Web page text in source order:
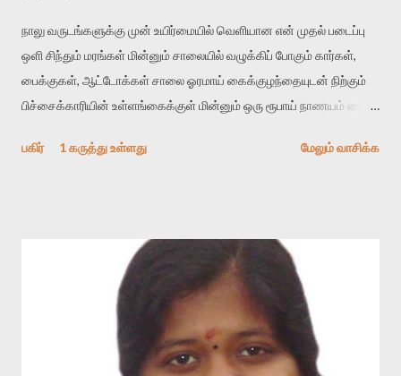
நாலு வருடங்களுக்கு முன் உயிர்மையில் வெளியான என் முதல் படைப்பு
ஒளி சிந்தும் மரங்கள் மின்னும் சாலையில் வழுக்கிப் போகும் கார்கள்,
பைக்குகள், ஆட்டோக்கள் சாலை ஓரமாய் கைக்குழந்தையுடன் நிற்கும்
பிச்சைக்காரியின் உள்ளங்கைக்குள் மின்னும் ஒரு ரூபாய் நாணயம் கை
ஆட்டோக்கள் பிச்சைக்காரி சாலையை கடந்த பின்னும் தலை திருப்பி
பகிர் 1 கருத்து உள்ளது மேலும் வாசிக்க